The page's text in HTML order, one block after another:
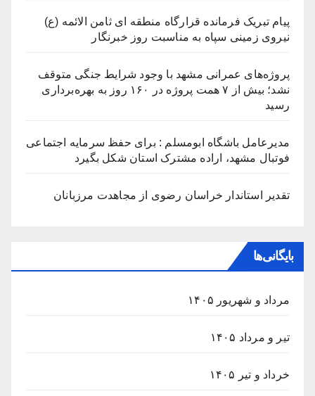
پیام تبریک فرمانده قرارگاه منطقه ای ثامن الائمه (ع)
نیروی زمینی سپاه به مناسبت روز خبرنگار
پروژه‌های عمرانی مشهد با وجود شرایط جنگی متوقف
نشد؛ بیش از ۷ همت پروژه در ۱۶۰ روز به بهره‌برداری
رسید
مدیرعامل باشگاه ابومسلم : برای حفظ سرمایه اجتماعی
فوتبال مشهد، اراده مشترک استان شکل بگیرد
تقدیر استاندار خراسان رضوی از مجاهدت مرزبانان
بایگانی‌ها
مرداد و شهریور ۱۴۰۵
تیر و مرداد ۱۴۰۵
خرداد و تیر ۱۴۰۵